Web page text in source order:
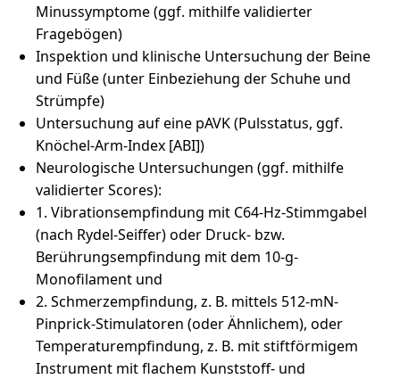
Minussymptome (ggf. mithilfe validierter
Fragebögen)
Inspektion und klinische Untersuchung der Beine
und Füße (unter Einbeziehung der Schuhe und
Strümpfe)
Untersuchung auf eine pAVK (Pulsstatus, ggf.
Knöchel-Arm-Index [ABI])
Neurologische Untersuchungen (ggf. mithilfe
validierter Scores):
1. Vibrationsempfindung mit C64-Hz-Stimmgabel
(nach Rydel-Seiffer) oder Druck- bzw.
Berührungsempfindung mit dem 10-g-
Monofilament und
2. Schmerzempfindung, z. B. mittels 512-mN-
Pinprick-Stimulatoren (oder Ähnlichem), oder
Temperaturempfindung, z. B. mit stiftförmigem
Instrument mit flachem Kunststoff- und